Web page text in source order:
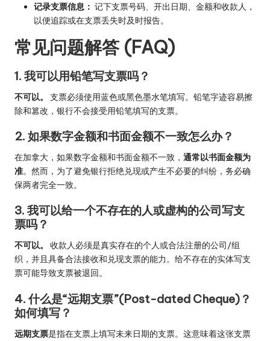
记录支票信息： 记下支票号码、开出日期、金额和收款人，
以便追踪或在支票丢失时及时报告。
常见问题解答 (FAQ)
1. 我可以用铅笔写支票吗？
不可以。
支票必须使用蓝色或黑色墨水笔填写。铅笔字迹容易擦
除和篡改，银行不会接受用铅笔填写的支票。
2. 如果数字金额和书面金额不一致怎么办？
在加拿大，如果数字金额和书面金额不一致， 通常以书面金额为
准。然而，为了避免银行拒绝兑现或产生不必要的纠纷，务必确
保两者完全一致。
3. 我可以给一个不存在的人或虚构的公司写支
票吗？
不可以。
收款人必须是真实存在的个人或合法注册的公司/组
织，并且具备合法接收和兑现支票的能力。给不存在的实体写支
票可能导致支票被退回。
4. 什么是“远期支票”(Post-dated Cheque)？
如何填写？
远期支票是指在支票上填写未来日期的支票。这意味着这张支票